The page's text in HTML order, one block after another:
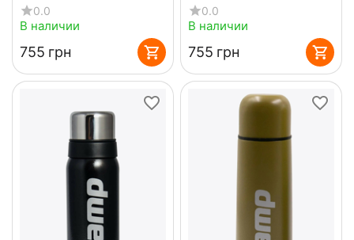
0.0
В наличии
‍755‍ грн
0.0
В наличии
‍755‍ грн